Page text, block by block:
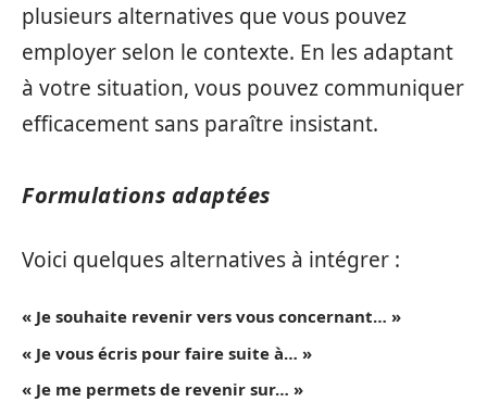
plusieurs alternatives que vous pouvez
employer selon le contexte. En les adaptant
à votre situation, vous pouvez communiquer
efficacement sans paraître insistant.
Formulations adaptées
Voici quelques alternatives à intégrer :
« Je souhaite revenir vers vous concernant… »
« Je vous écris pour faire suite à… »
« Je me permets de revenir sur… »